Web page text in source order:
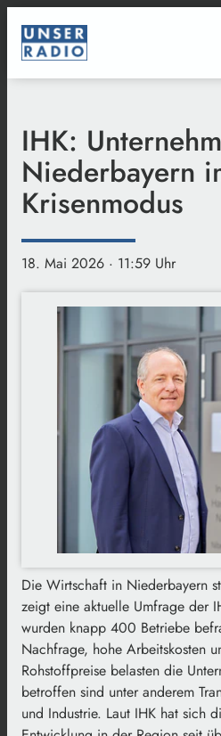
IHK:
Niederbayern
Krisenmodus
18. Mai 2026 · 11:59 Uhr
Die Wirtschaft in Niederbayern
zeigt eine aktuelle Umfrage der
wurden knapp 400 Betriebe
Nachfrage, hohe Arbeitskosten
Rohstoffpreise belasten die
betroffen sind unter anderem
und Industrie. Laut IHK hat sich